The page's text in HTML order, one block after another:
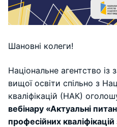
Шановні колеги!
Національне агентство із
вищої освіти спільно з
кваліфікацій (НАК)
вебінару «Актуальні
професійних